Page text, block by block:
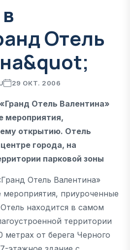
Отель
29 ОКТ. 2006
Отель Валентина»
мероприятия,
открытию. Отель
города, на
парковой зоны
Отель Валентина»
приуроченные
находится в самом
территории
метрах от берега Черного